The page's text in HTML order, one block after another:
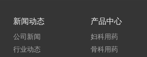
新闻动态
公司新闻
行业动态
产品中心
妇科用药
骨科用药